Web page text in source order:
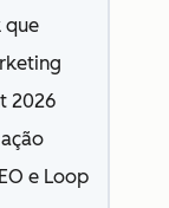
que
2026
e Loop